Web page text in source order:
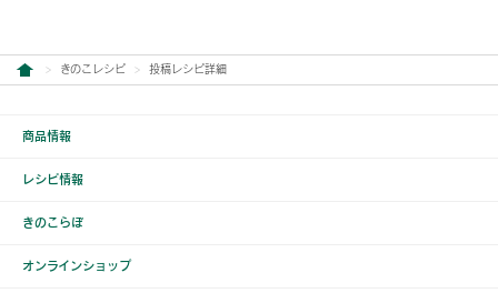
きのこレシピ 投稿レシピ詳細
商品情報
レシピ情報
きのこらぼ
オンラインショップ